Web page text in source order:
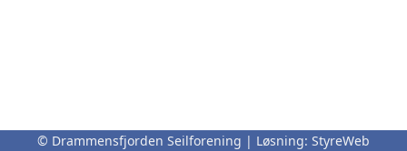
© Drammensfjorden Seilforening | Løsning: StyreWeb